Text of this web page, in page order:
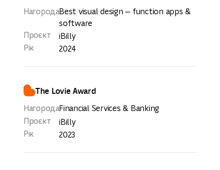
НагородаBest visual design — function apps &
software
Проєкт
iBilly
Рік
2024
The Lovie Award
НагородаFinancial Services & Banking
Проєкт
iBilly
Рік
2023